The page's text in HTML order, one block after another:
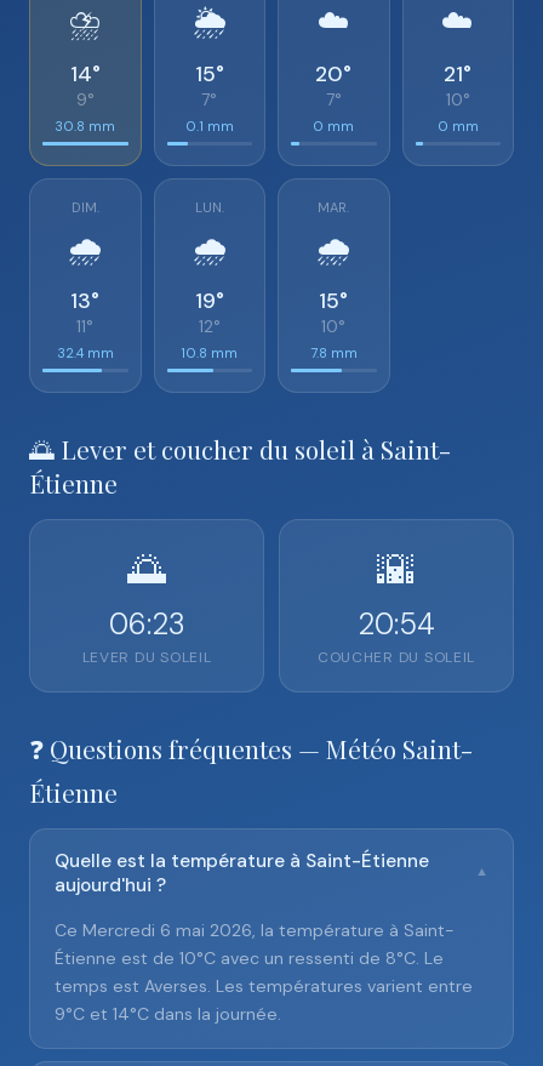
⛈️
14°
9°
30.8 mm
🌦️
15°
7°
0.1 mm
☁️
20°
7°
0 mm
☁️
21°
10°
0 mm
DIM.
🌧️
13°
11°
32.4 mm
LUN.
🌧️
19°
12°
10.8 mm
MAR.
🌧️
15°
10°
7.8 mm
🌅 Lever et coucher du soleil à Saint-
Étienne
🌅
06:23
LEVER DU SOLEIL
🌇
20:54
COUCHER DU SOLEIL
❓ Questions fréquentes — Météo Saint-
Étienne
Quelle est la température à Saint-Étienne
aujourd'hui ?
▼
Ce Mercredi 6 mai 2026, la température à Saint-
Étienne est de 10°C avec un ressenti de 8°C. Le
temps est Averses. Les températures varient entre
9°C et 14°C dans la journée.